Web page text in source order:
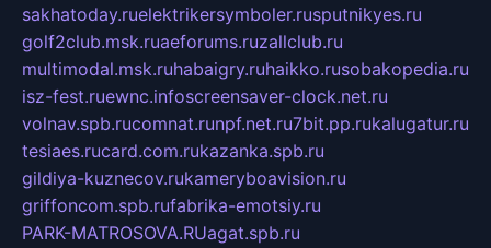
sakhatoday.ruelektrikersymboler.rusputnikyes.ru
golf2club.msk.ruaeforums.ruzallclub.ru
multimodal.msk.ruhabaigry.ruhaikko.rusobakopedia.ru
isz-fest.ruewnc.infoscreensaver-clock.net.ru
volnav.spb.rucomnat.runpf.net.ru7bit.pp.rukalugatur.ru
tesiaes.rucard.com.rukazanka.spb.ru
gildiya-kuznecov.rukameryboavision.ru
griffoncom.spb.rufabrika-emotsiy.ru
PARK-MATROSOVA.RUagat.spb.ru